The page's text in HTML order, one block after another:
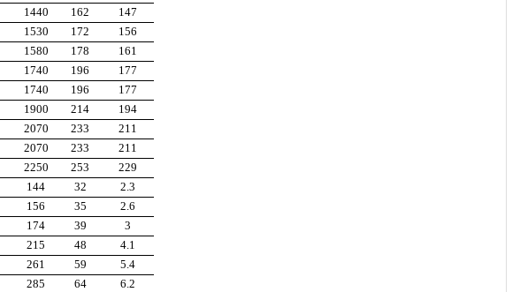
1440 162
147
1530 172
156
1580 178
161
1740 196
177
1740 196
177
1900 214
194
2070 233
211
2070 233
211
2250 253
229
144 32
2.3
156 35
2.6
174 39
3
215 48
4.1
261 59
5.4
285 64 6.2